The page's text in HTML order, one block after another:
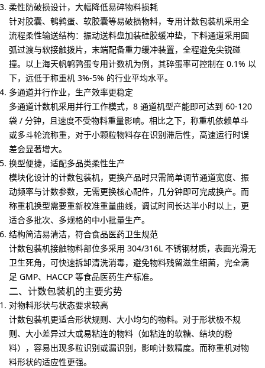
柔性防破损设计，大幅降低易碎物料损耗
针对胶囊、鹌鹑蛋、软胶囊等易破损物料，专用计数包装机采用全
流程柔性输送结构：振动送料盘加装硅胶缓冲垫，下料通道采用圆
弧过渡与软接触拨片，末端配备重力缓冲装置，全程避免尖锐碰
撞。以上海天帆鹌鹑蛋专用计数机为例，其碎蛋率可控制在 0.1% 以
下，远低于称重机 3%-5% 的行业平均水平。
多通道并行作业，生产效率更稳定
多通道计数机采用并行工作模式，8 通道机型产能即可达到 60-120
袋 / 分钟，且速度不受物料重量影响。相比之下，称重机依赖单斗
或多斗轮流称重，对于小颗粒物料存在识别滞后性，高速运行时误
差会显著增大。
换型便捷，适配多品类柔性生产
模块化设计的计数包装机，更换产品时只需简单调节通道宽度、振
动频率与计数参数，无需更换核心配件，几分钟即可完成换产。而
称重机换型需要重新校准重量曲线，调试时间长达半小时以上，更
适合多批次、多规格的中小批量生产。
结构简洁易清洁，符合食品医药卫生规范
计数包装机接触物料部位多采用 304/316L 不锈钢材质，表面光滑无
卫生死角，可快速拆卸清洗消毒，避免物料残留滋生细菌，完全满
足 GMP、HACCP 等食品医药生产标准。
二、计数包装机的主要劣势
对物料形状与状态要求较高
计数包装机更适合形状规则、大小均匀的物料。对于形状极不规
则、大小差异过大或易粘连的物料（如粘连的软糖、结块的粉
料），容易出现多粒识别或漏识别，影响计数精度。而称重机对物
料形状的适应性更强。